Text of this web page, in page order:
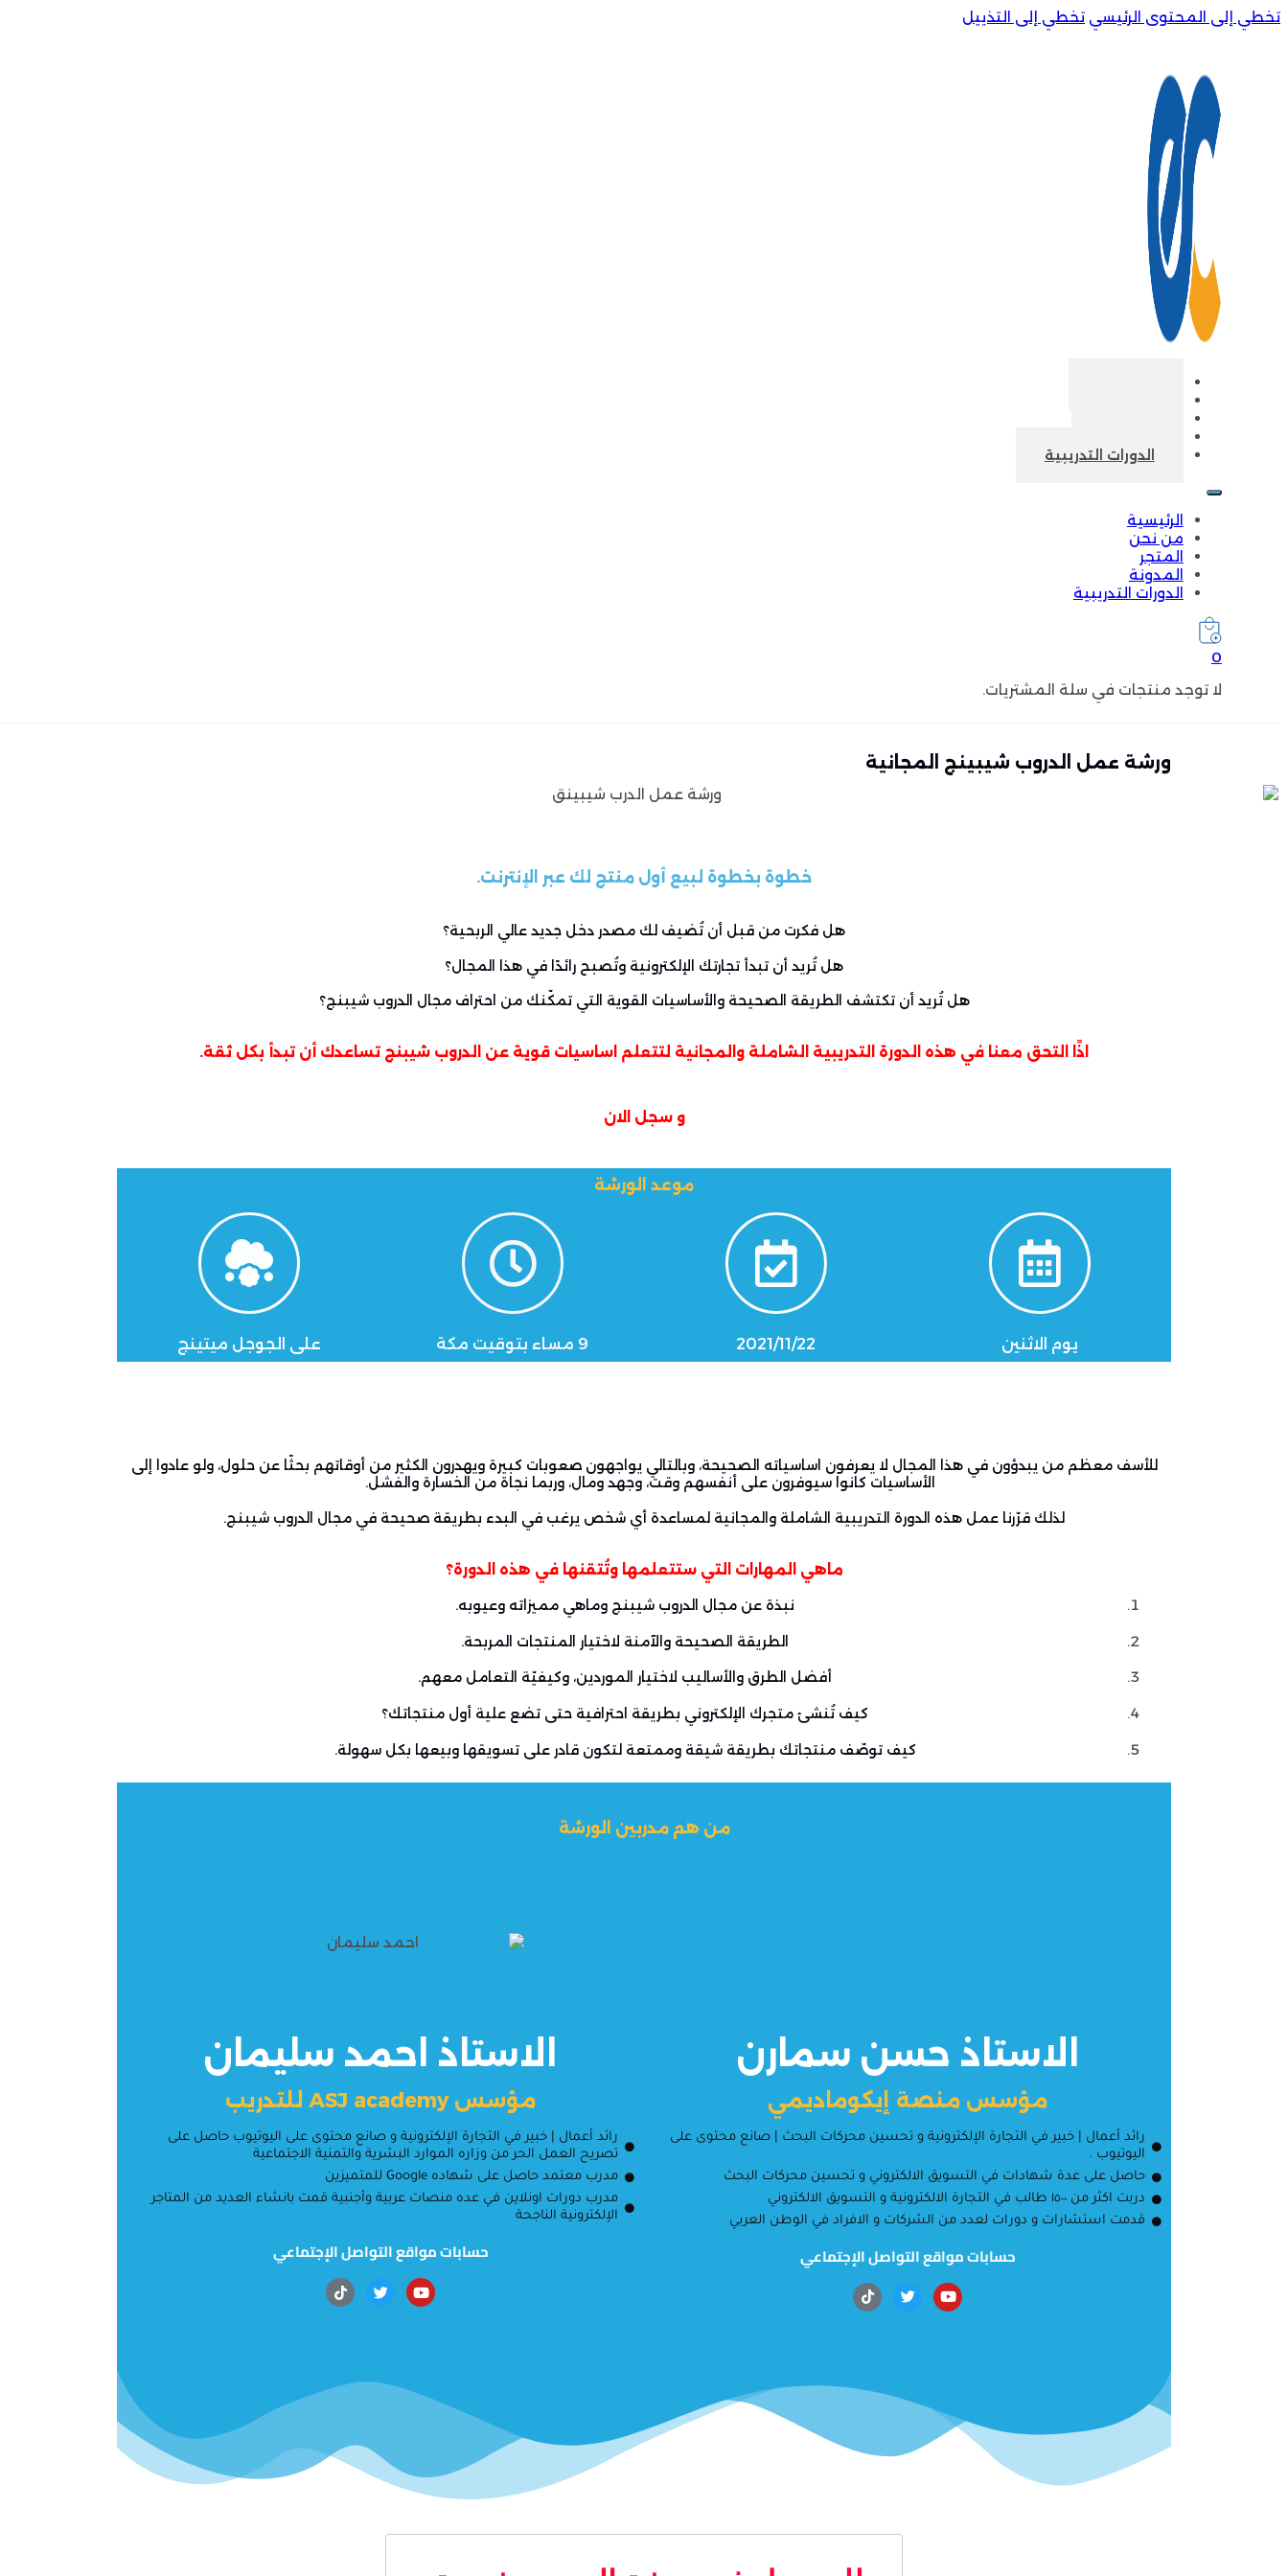
تخطي إلى المحتوى الرئيسي تخطي إلى التذييل
الدورات التدريبية
الرئيسية
من نحن
المتجر
المدونة
الدورات التدريبية
0
لا توجد منتجات في سلة المشتريات.
ورشة عمل الدروب شيبينج المجانية
خطوة بخطوة لبيع أول منتج لك عبر الإنترنت.
هل فكرت من قبل أن تُضيف لك مصدر دخل جديد عالي الربحية؟
هل تُريد أن تبدأ تجارتك الإلكترونية وتُصبح رائدًا في هذا المجال؟
هل تُريد أن تكتشف الطريقة الصحيحة والأساسيات القوية التي تمكّنك من احتراف مجال الدروب شيبنج؟
اذًا التحق معنا في هذه الدورة التدريبية الشاملة والمجانية لتتعلم اساسيات قوية عن الدروب شيبنج تساعدك أن تبدأ بكل ثقة.
و سجل الان
موعد الورشة
يوم الاثنين 2021/11/22 9 مساء بتوقيت مكة على الجوجل ميتينج
للأسف معظم من يبدؤون في هذا المجال لا يعرفون اساسياته الصحيحة، وبالتالي يواجهون صعوبات كبيرةويهدرون الكثير من أوقاتهم بحثًا عن حلول، ولو عادوا إلى
الأساسيات كانوا سيوفرون على أنفسهم وقت، وجهد ومال، وربما نجاة من الخسارة والفشل.
لذلك قرّرنا عمل هذه الدورة التدريبية الشاملة والمجانية لمساعدة أي شخص يرغب في البدء بطريقة صحيحة في مجال الدروب شيبنج.
ماهي المهارات التي ستتعلمها وتُتقنها في هذه الدورة؟
نبذة عن مجال الدروب شيبنج وماهي مميزاته وعيوبه.
الطريقة الصحيحة والآمنة لاختيار المنتجات المربحة.
أفضل الطرق والأساليب لاختيار الموردين، وكيفيّة التعامل معهم.
كيف تُنشئ متجرك الإلكتروني بطريقة احترافية حتى تضع علية أول منتجاتك؟
كيف توصّف منتجاتك بطريقة شيقة وممتعة لتكون قادر على تسويقها وبيعها بكل سهولة.
من هم مدربين الورشة
الاستاذ حسن سمارن
مؤسس منصة إيكوماديمي
رائد أعمال | خبير في التجارة الإلكترونية و تحسين محركات البحث | صانع محتوى على
اليوتيوب .
حاصل على عدة شهادات في التسويق الالكتروني و تحسين محركات البحث
دربت اكثر من ١٥٠٠ طالب في التجارة الالكترونية و التسويق الالكتروني
قدمت استشارات و دورات لعدد من الشركات و الافراد في الوطن العربي
حسابات مواقع التواصل الإجتماعي
الاستاذ احمد سليمان
مؤسس ASJ academy للتدريب
رائد أعمال | خبير في التجارة الإلكترونية و صانع محتوى على اليوتيوب حاصل على
تصريح العمل الحر من وزاره الموارد البشرية والتمنية الاجتماعية
مدرب معتمد حاصل على شهاده Google للمتميزين
مدرب دورات اونلاين في عده منصات عربية وأجنبية قمت بانشاء العديد من المتاجر
الإلكترونية الناجحة
حسابات مواقع التواصل الإجتماعي